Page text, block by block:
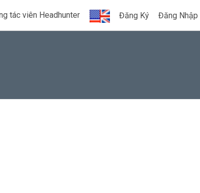
tác viên Headhunter Đăng Ký Đăng Nhập